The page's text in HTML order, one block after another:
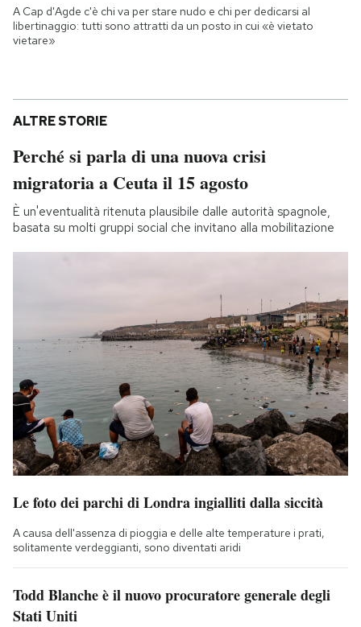
A Cap d'Agde c'è chi va per stare nudo e chi per dedicarsi al
libertinaggio: tutti sono attratti da un posto in cui «è vietato
vietare»
ALTRE STORIE
Perché si parla di una nuova crisi
migratoria a Ceuta il 15 agosto
È un'eventualità ritenuta plausibile dalle autorità spagnole,
basata su molti gruppi social che invitano alla mobilitazione
Le foto dei parchi di Londra ingialliti dalla siccità
A causa dell'assenza di pioggia e delle alte temperature i prati,
solitamente verdeggianti, sono diventati aridi
Todd Blanche è il nuovo procuratore generale degli
Stati Uniti